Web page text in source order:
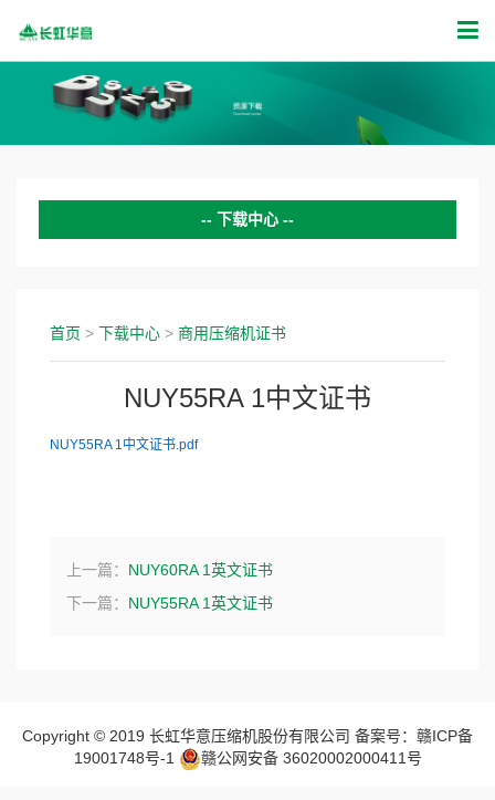
下载中心
商用压缩机证书
首页 > 下载中心 > 商用压缩机证书
NUY55RA 1中文证书
NUY55RA 1中文证书.pdf
上一篇： NUY60RA 1英文证书
下一篇： NUY55RA 1英文证书
Copyright © 2019 长虹华意压缩机股份有限公司 备案号：赣ICP备
19001748号-1
赣公网安备 36020002000411号